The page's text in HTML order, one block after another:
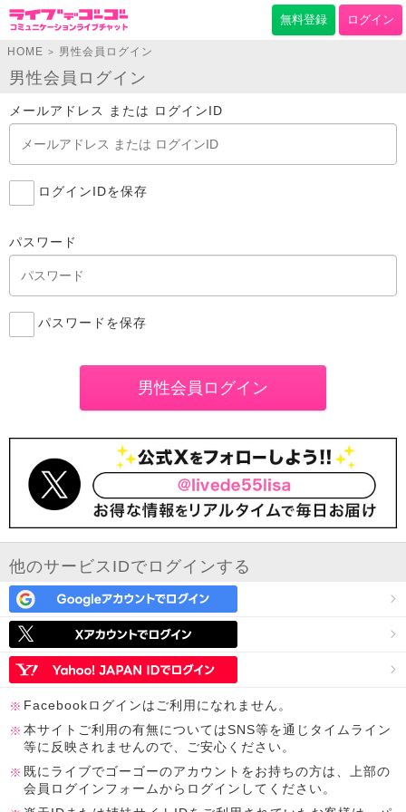
無料登録 ログイン
HOME > 男性会員ログイン
男性会員ログイン
メールアドレス または ログインID
ログインIDを保存
パスワード
パスワードを保存
他のサービスIDでログインする
Facebookログインはご利用になれません。
本サイトご利用の有無についてはSNS等を通じタイムライン
等に反映されませんので、ご安心ください。
既にライブでゴーゴーのアカウントをお持ちの方は、上部の
会員ログインフォームからログインしてください。